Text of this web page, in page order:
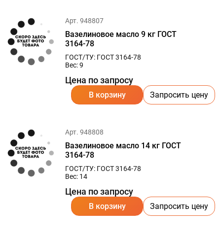
Арт. 948807
Вазелиновое масло 9 кг ГОСТ
3164-78
ГОСТ/ТУ: ГОСТ 3164-78
Вес: 9
Цена по запросу
В корзину Запросить цену
Арт. 948808
Вазелиновое масло 14 кг ГОСТ
3164-78
ГОСТ/ТУ: ГОСТ 3164-78
Вес: 14
Цена по запросу
В корзину Запросить цену